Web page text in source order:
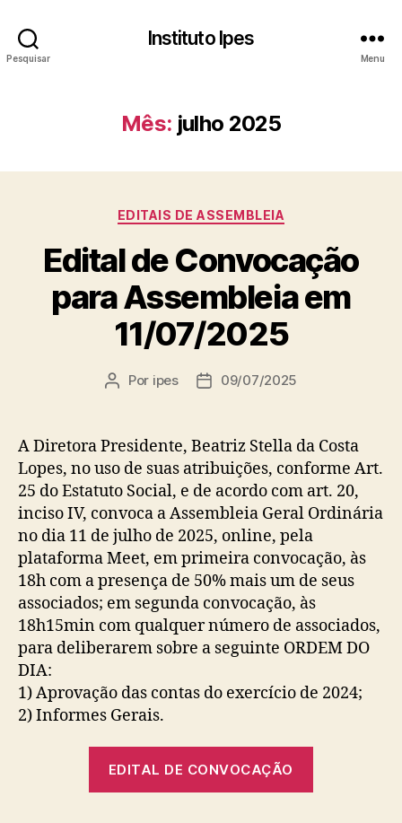
Pesquisar
Instituto Ipes
Menu
Mês: julho 2025
Categorias
EDITAIS DE ASSEMBLEIA
Edital de Convocação
para Assembleia em
11/07/2025
Autor
Por ipes
Data09/07/2025
A Diretora Presidente, Beatriz Stella da Costa
Lopes, no uso de suas atribuições, conforme Art.
25 do Estatuto Social, e de acordo com art. 20,
inciso IV, convoca a Assembleia Geral Ordinária
no dia 11 de julho de 2025, online, pela
plataforma Meet, em primeira convocação, às
18h com a presença de 50% mais um de seus
associados; em segunda convocação, às
18h15min com qualquer número de associados,
para deliberarem sobre a seguinte ORDEM DO
DIA:
1) Aprovação das contas do exercício de 2024;
2) Informes Gerais.
EDITAL DE CONVOCAÇÃO